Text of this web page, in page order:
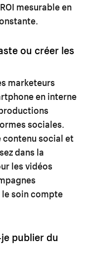
mesurable en
ou créer les
marketeurs
en interne
sociales.
contenu social et
dans la
les vidéos
soin compte
publier du